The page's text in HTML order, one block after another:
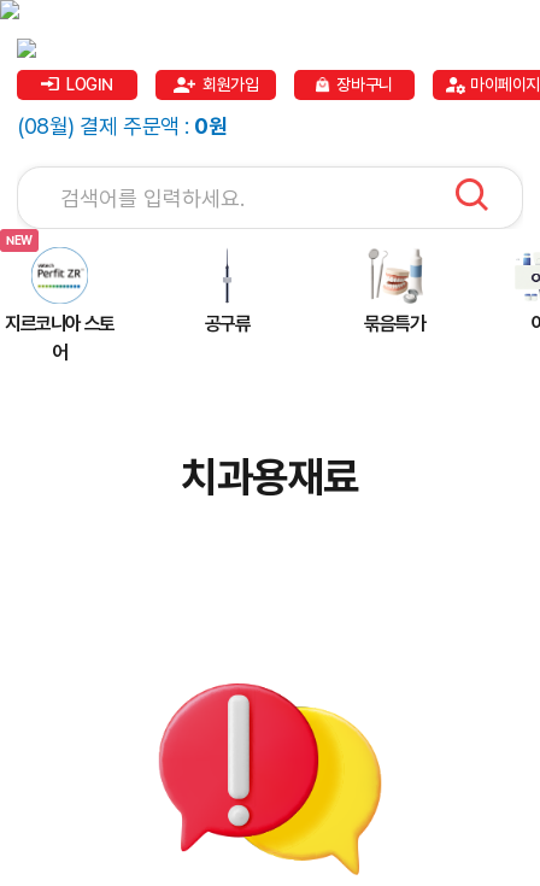
LOGIN 회원가입 장바구니 마이페이지
(08월) 결제 주문액 : 0원
지르코니아 스토
어
공구류 묶음특가
치과용재료